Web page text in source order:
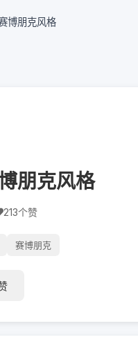
博朋克风格
朋克风格
213个赞
赛博朋克